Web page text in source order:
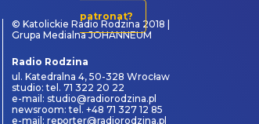
patronat?
© Katolickie Radio Rodzina 2018 |
Grupa Medialna JOHANNEUM
Radio Rodzina
ul. Katedralna 4, 50-328 Wrocław
studio: tel. 71 322 20 22
e-mail: studio@radiorodzina.pl
newsroom: tel. +48 71 327 12 85
e-mail: reporter@radiorodzina.pl